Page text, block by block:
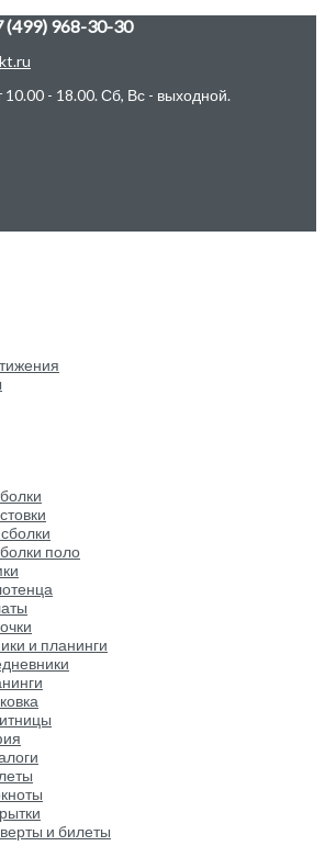
(499) 968-30-30
- 18.00. Сб, Вс - выходной.
поло
и планинги
и билеты